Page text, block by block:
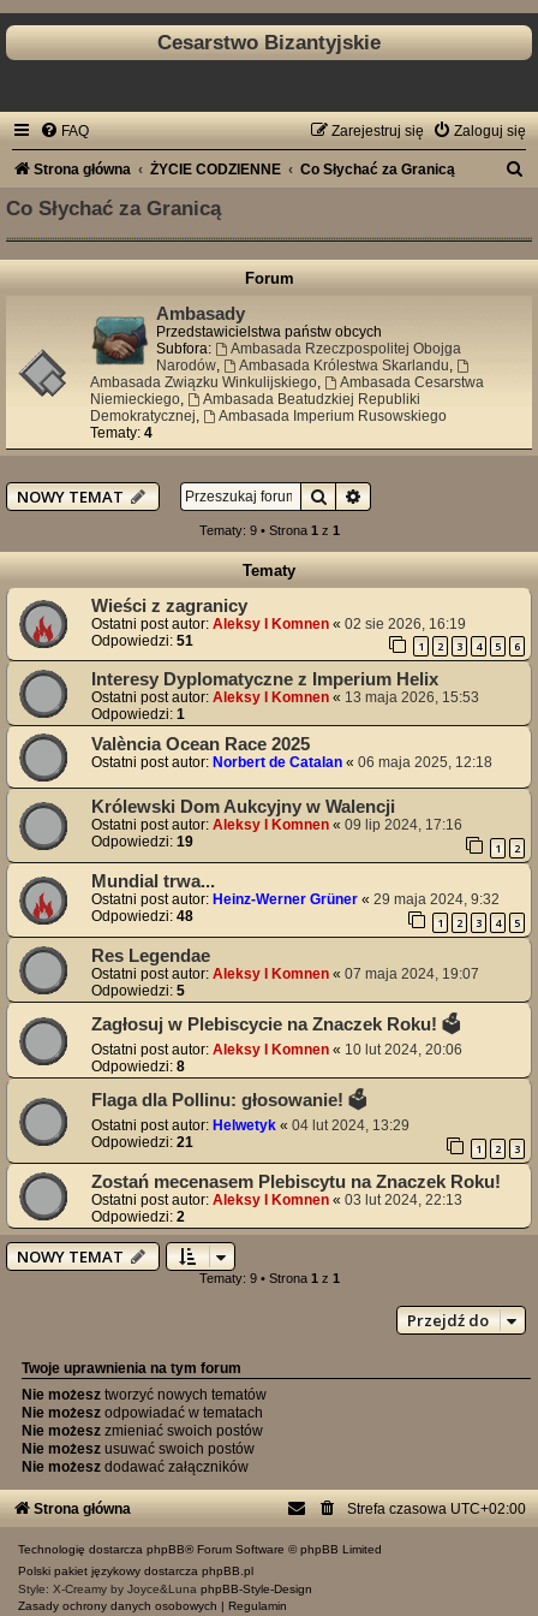
Cesarstwo Bizantyjskie
FAQ Zaloguj się
Zarejestruj się
Strona główna ŻYCIE CODZIENNE Co Słychać za Granicą
k
Co Słychać za Granicą
Forum
Ambasady
Przedstawicielstwa państw obcych
Subfora:
Ambasada Rzeczpospolitej Obojga
Narodów
Ambasada Królestwa Skarlandu
Ambasada Związku Winkulijskiego
Ambasada Cesarstwa
Niemieckiego
Ambasada Beatudzkiej Republiki
Demokratycznej
Ambasada Imperium Rusowskiego
Tematy: 4
NOWY TEMAT SzukajWyszukiwanie
Tematy: 9 • Strona 1 z 1
Tematy
Wieści z zagranicy
Ostatni post autor: Aleksy I Komnen « 02 sie 2026, 16:19
Odpowiedzi: 51 1 2 3 4 5 6
Interesy Dyplomatyczne z Imperium Helix
Ostatni post autor: Aleksy I Komnen « 13 maja 2026, 15:53
Odpowiedzi: 1
València Ocean Race 2025
Ostatni post autor: Norbert de Catalan « 06 maja 2025, 12:18
Królewski Dom Aukcyjny w Walencji
Ostatni post autor: Aleksy I Komnen « 09 lip 2024, 17:16
Odpowiedzi: 19 1 2
Mundial trwa...
Ostatni post autor: Heinz-Werner Grüner « 29 maja 2024, 9:32
Odpowiedzi: 48 1 2 3 4 5
Res Legendae
Ostatni post autor: Aleksy I Komnen « 07 maja 2024, 19:07
Odpowiedzi: 5
Zagłosuj w Plebiscycie na Znaczek Roku! 🗳️
Ostatni post autor: Aleksy I Komnen « 10 lut 2024, 20:06
Odpowiedzi: 8
Flaga dla Pollinu: głosowanie! 🗳️
Ostatni post autor: Helwetyk « 04 lut 2024, 13:29
Odpowiedzi: 21 1 2 3
Zostań mecenasem Plebiscytu na Znaczek Roku!
Ostatni post autor: Aleksy I Komnen « 03 lut 2024, 22:13
Odpowiedzi: 2
NOWY TEMAT
Tematy: 9 • Strona 1 z 1
Przejdź do
Twoje uprawnienia na tym forum
Nie możesz tworzyć nowych tematów
Nie możesz odpowiadać w tematach
Nie możesz zmieniać swoich postów
Nie możesz usuwać swoich postów
Nie możesz dodawać załączników
Strona główna Strefa czasowa UTC+02:00
Technologię dostarcza phpBB® Forum Software © phpBB Limited
Polski pakiet językowy dostarcza phpBB.pl
Style: X-Creamy by Joyce&Luna phpBB-Style-Design
Zasady ochrony danych osobowych | Regulamin